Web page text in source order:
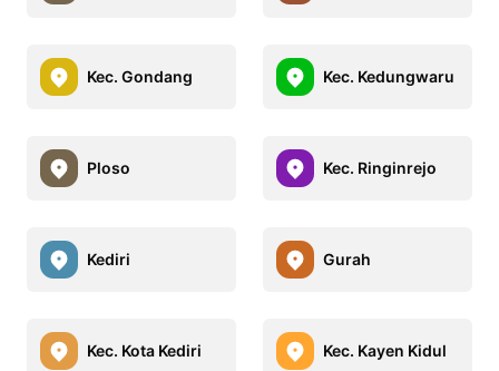
Kec. Gondang Kec. Kedungwaru
Ploso Kec. Ringinrejo
Kediri Gurah
Kec. Kota Kediri Kec. Kayen Kidul